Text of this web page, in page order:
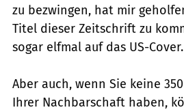
zu bezwingen, hat mir
Titel dieser Zeitschrift zu
sogar elfmal auf das US-Cover.
Aber auch, wenn Sie keine
Ihrer Nachbarschaft haben,